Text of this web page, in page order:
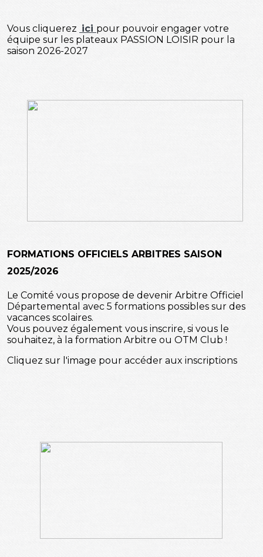
Vous cliquerez ici pour pouvoir engager votre
équipe sur les plateaux PASSION LOISIR pour la
saison 2026-2027
FORMATIONS OFFICIELS ARBITRES SAISON
2025/2026
Le Comité vous propose de devenir Arbitre Officiel
Départemental avec 5 formations possibles sur des
vacances scolaires.
Vous pouvez également vous inscrire, si vous le
souhaitez, à la formation Arbitre ou OTM Club !
Cliquez sur l'image pour accéder aux inscriptions